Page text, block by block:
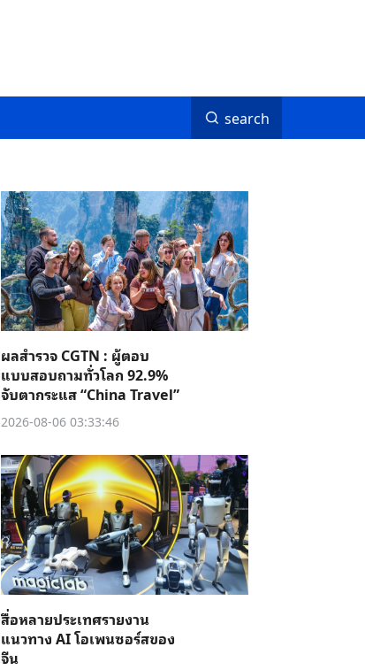
search
ผลสำรวจ CGTN : ผู้ตอบ
แบบสอบถามทั่วโลก 92.9%
จับตากระแส “China Travel”
2026-08-06 03:33:46
สื่อหลายประเทศรายงาน
แนวทาง AI โอเพนซอร์สของ
จีน